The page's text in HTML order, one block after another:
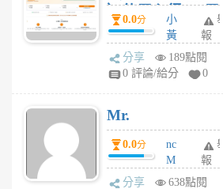
）使用心得 — 民
間貸款比較平台
體驗
0.0分
小
黃
蜂
1
舉
報
分享
189點閱
0 評論/給分
0
Mr.
0.0分
nc
M
U
舉
報
分享
638點閱